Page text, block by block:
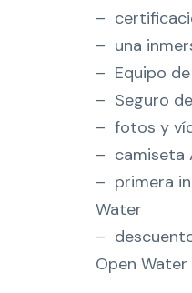
–
– ⁠ una
– ⁠ Equipo
– ⁠ Seguro
– ⁠ fotos y
– ⁠ camiseta
– ⁠ primera
Water
–
Open Water